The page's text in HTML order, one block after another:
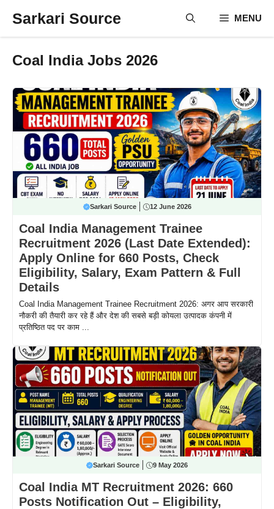
Sarkari Source MENU
Coal India Jobs 2026
Sarkari Source 12 June 2026
Coal India Management Trainee
Recruitment 2026 (Last Date Extended):
Apply Online for 660 Posts, Check
Eligibility, Salary, Exam Pattern & Full
Details
Coal India Management Trainee Recruitment 2026: अगर आप सरकारी
नौकरी की तैयारी कर रहे हैं और देश की सबसे बड़ी कोयला उत्पादक कंपनी में
प्रतिष्ठित पद पर काम ...
Sarkari Source 9 May 2026
Coal India MT Recruitment 2026: 660
Posts Notification Out – Eligibility,